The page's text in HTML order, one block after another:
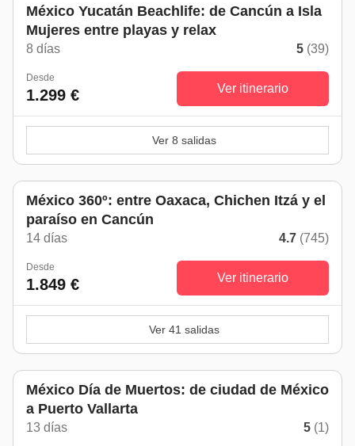
México Yucatán Beachlife: de Cancún a Isla
Mujeres entre playas y relax
8 días 5 (39)
Desde
1.299 € Ver itinerario
Ver 8 salidas
México 360º: entre Oaxaca, Chichen Itzá y el
paraíso en Cancún
14 días 4.7 (745)
Desde
1.849 € Ver itinerario
Ver 41 salidas
México Día de Muertos: de ciudad de México
a Puerto Vallarta
13 días 5 (1)